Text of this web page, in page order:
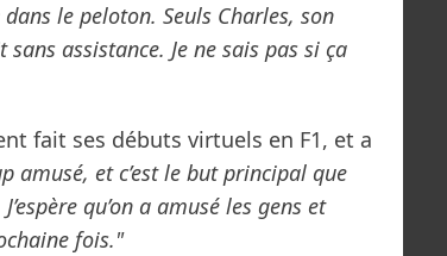
le peloton. Seuls Charles, son
assistance. Je ne sais pas si ça
fait ses débuts virtuels en F1, et a
amusé, et c’est le but principal que
qu’on a amusé les gens et
fois."